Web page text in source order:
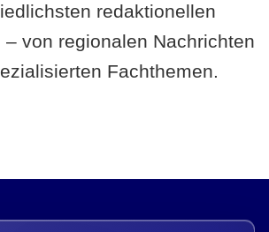
redaktionellen
– von regionalen Nachrichten
Fachthemen.